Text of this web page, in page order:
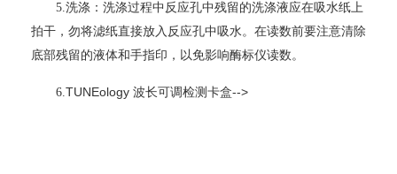
5.洗涤：洗涤过程中反应孔中残留的洗涤液应在吸水纸上
拍干，勿将滤纸直接放入反应孔中吸水。在读数前要注意清除
底部残留的液体和手指印，以免影响酶标仪读数。
6.TUNEology 波长可调检测卡盒-->